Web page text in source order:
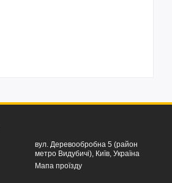
вул. Деревообробна 5 (район
метро Видубичі), Київ, Україна
Мапа проїзду